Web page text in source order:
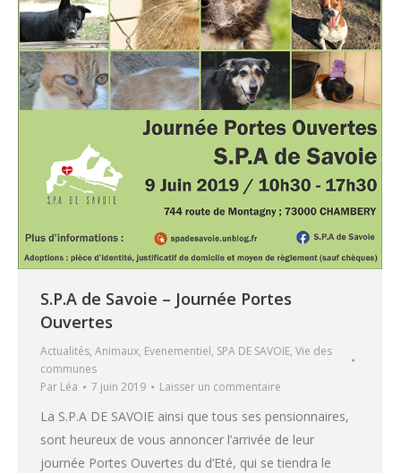
S.P.A de Savoie – Journée Portes
Ouvertes
Actualités, Animaux, Evenementiel, SPA DE SAVOIE, Vie des
communes
Par Léa 7 juin 2019 Laisser un commentaire
La S.P.A DE SAVOIE ainsi que tous ses pensionnaires,
sont heureux de vous annoncer l’arrivée de leur
journée Portes Ouvertes du d’Eté, qui se tiendra le